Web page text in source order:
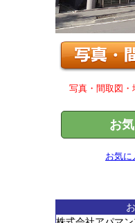
写真・間取図・
お
お気に